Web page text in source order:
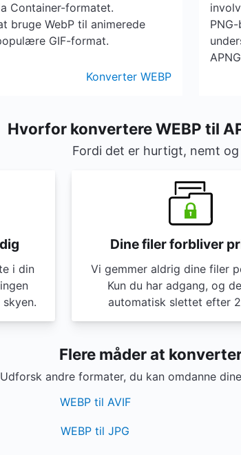
Container-formatet.
bruge WebP til animerede
GIF-format.
Konverter WEBP
Hvorfor konvertere WEBP til
Fordi det er hurtigt, nemt
i din
Dine filer forbliver
Vi gemmer aldrig dine filer
Kun du har adgang, og
automatisk slettet efter
Flere måder at
Udforsk andre formater, du kan omdanne
WEBP til AVIF
WEBP til JPG